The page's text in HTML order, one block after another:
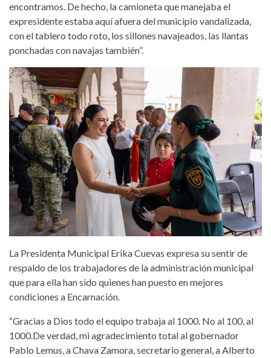
encontramos. De hecho, la camioneta que manejaba el
expresidente estaba aquí afuera del municipio vandalizada,
con el tablero todo roto, los sillones navajeados, las llantas
ponchadas con navajas también”.
La Presidenta Municipal Erika Cuevas expresa su sentir de
respaldo de los trabajadores de la administración municipal
que para ella han sido quienes han puesto en mejores
condiciones a Encarnación.
“Gracias a Dios todo el equipo trabaja al 1000. No al 100, al
1000.De verdad, mi agradecimiento total al gobernador
Pablo Lemus, a Chava Zamora, secretario general, a Alberto